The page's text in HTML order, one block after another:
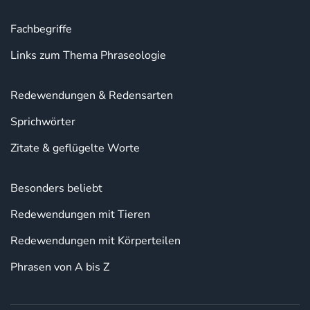
Fachbegriffe
Links zum Thema Phraseologie
Redewendungen & Redensarten
Sprichwörter
Zitate & geflügelte Worte
Besonders beliebt
Redewendungen mit Tieren
Redewendungen mit Körperteilen
Phrasen von A bis Z